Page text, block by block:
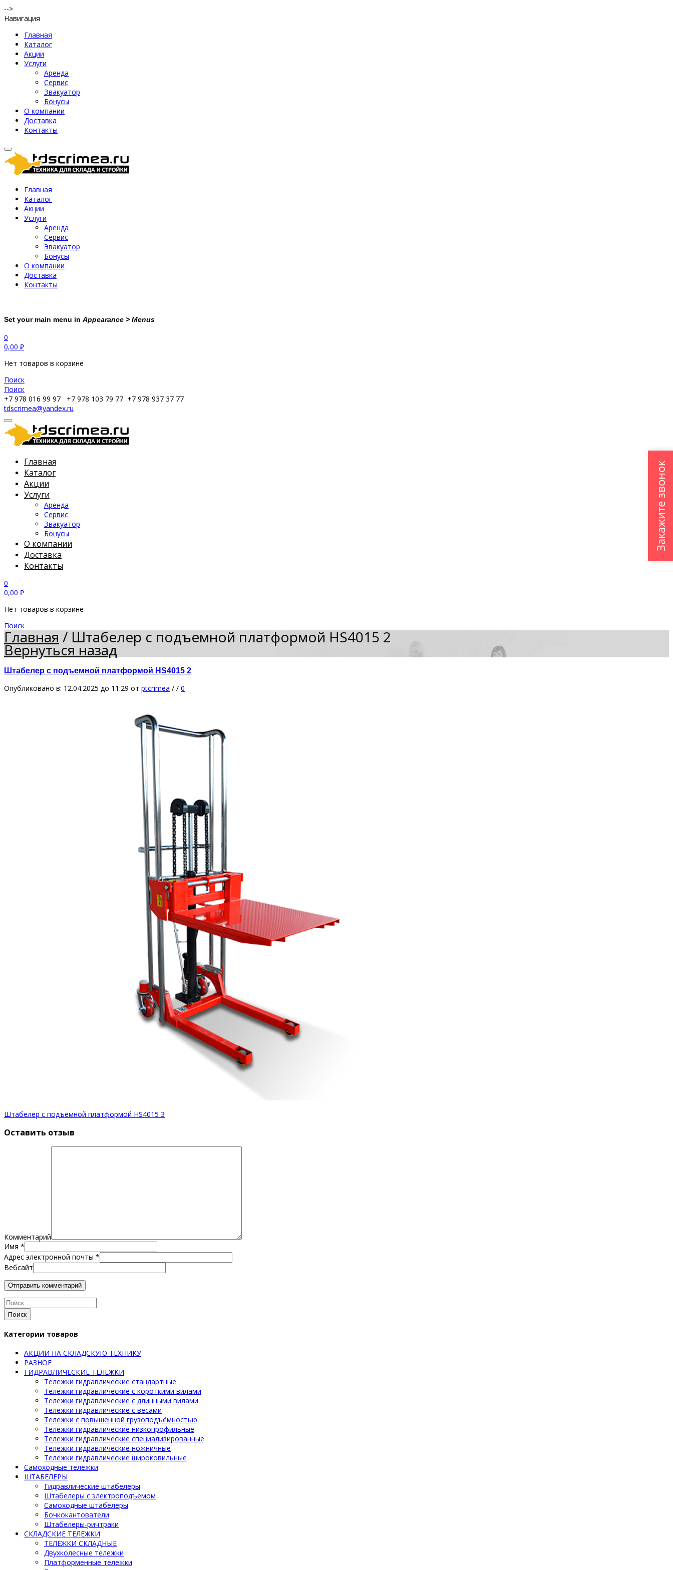
-->
Навигация
Главная
Каталог
Акции
Услуги
Аренда
Сервис
Эвакуатор
Бонусы
О компании
Доставка
Контакты
Главная
Каталог
Акции
Услуги
Аренда
Сервис
Эвакуатор
Бонусы
О компании
Доставка
Контакты
Set your main menu in Appearance > Menus
0
0,00 ₽
Нет товаров в корзине
Поиск
Поиск
+7 978 016 99 97
+7 978 103 79 77 +7 978 937 37 77
tdscrimea@yandex.ru
Главная
Каталог
Акции
Услуги
Аренда
Сервис
Эвакуатор
Бонусы
О компании
Доставка
Контакты
0
0,00 ₽
Нет товаров в корзине
Поиск
Главная/Штабелер с подъемной платформой HS4015 2
Вернуться назад
Штабелер с подъемной платформой HS4015 2
Опубликовано в: 12.04.2025 до 11:29 от ptcrimea / / 0
Штабелер с подъемной платформой HS4015 3
Оставить отзыв
Комментарий
Имя *
Адрес электронной почты *
Вебсайт
Поиск
Категории товаров
АКЦИИ НА СКЛАДСКУЮ ТЕХНИКУ
РАЗНОЕ
ГИДРАВЛИЧЕСКИЕ ТЕЛЕЖКИ
Тележки гидравлические стандартные
Тележки гидравлические с короткими вилами
Тележки гидравлические с длинными вилами
Тележки гидравлические с весами
Тележки с повышенной грузоподъёмностью
Тележки гидравлические низкопрофильные
Тележки гидравлические специализированные
Тележки гидравлические ножничные
Тележки гидравлические широковильные
Самоходные тележки
ШТАБЕЛЕРЫ
Гидравлические штабелеры
Штабелеры с электроподъемом
Самоходные штабелеры
Бочкокантователи
Штабелеры-ричтраки
СКЛАДСКИЕ ТЕЛЕЖКИ
ТЕЛЕЖКИ СКЛАДНЫЕ
Двухколесные тележки
Платформенные тележки
Закажите звонок